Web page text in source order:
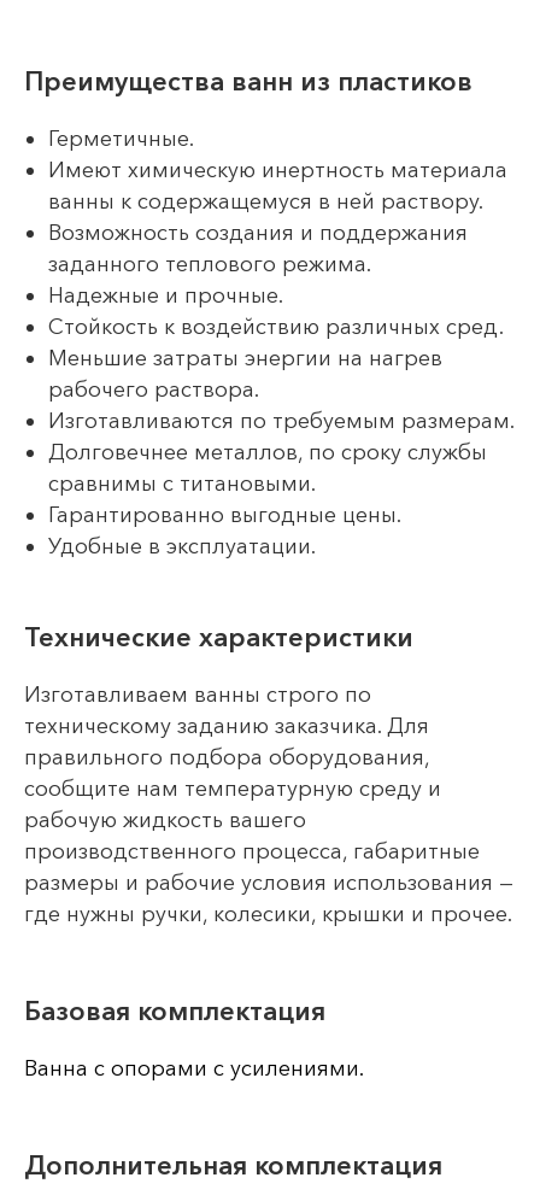
Преимущества ванн из пластиков
Герметичные.
Имеют химическую инертность материала
ванны к содержащемуся в ней раствору.
Возможность создания и поддержания
заданного теплового режима.
Надежные и прочные.
Стойкость к воздействию различных сред.
Меньшие затраты энергии на нагрев
рабочего раствора.
Изготавливаются по требуемым размерам.
Долговечнее металлов, по сроку службы
сравнимы с титановыми.
Гарантированно выгодные цены.
Удобные в эксплуатации.
Технические характеристики
Изготавливаем ванны строго по
техническому заданию заказчика. Для
правильного подбора оборудования,
сообщите нам температурную среду и
рабочую жидкость вашего
производственного процесса, габаритные
размеры и рабочие условия использования —
где нужны ручки, колесики, крышки и прочее.
Базовая комплектация
Ванна с опорами с усилениями.
Дополнительная комплектация